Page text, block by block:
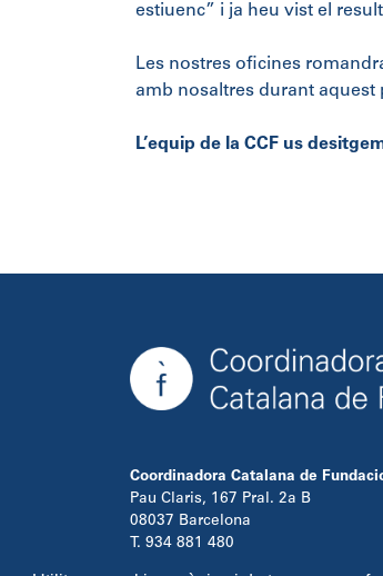
estiuenc” i ja heu vist el
Les nostres oficines
amb nosaltres durant aquest
L’equip de la CCF us
Coordinadora Catalana de
Pau Claris, 167 Pral. 2a B
08037 Barcelona
T. 934 881 480